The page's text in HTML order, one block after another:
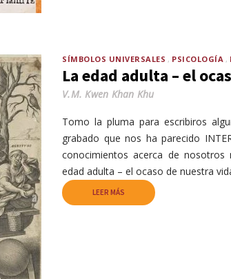
SÍMBOLOS UNIVERSALES PSICOLOGÍA
La edad adulta – el
V.M. Kwen Khan Khu
Tomo la pluma para escribiros
grabado que nos ha parecido
conocimientos acerca de nosotros
edad adulta – el ocaso de nuestra
LEER MÁS